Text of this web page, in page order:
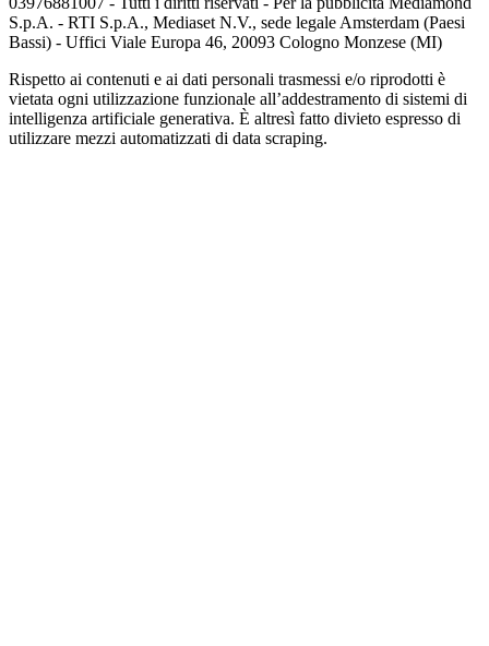
S.p.A. - RTI S.p.A., Mediaset N.V., sede legale Amsterdam (Paesi
Bassi) - Uffici Viale Europa 46, 20093 Cologno Monzese (MI)
Rispetto ai contenuti e ai dati personali trasmessi e/o riprodotti è
vietata ogni utilizzazione funzionale all’addestramento di sistemi di
intelligenza artificiale generativa. È altresì fatto divieto espresso di
utilizzare mezzi automatizzati di data scraping.